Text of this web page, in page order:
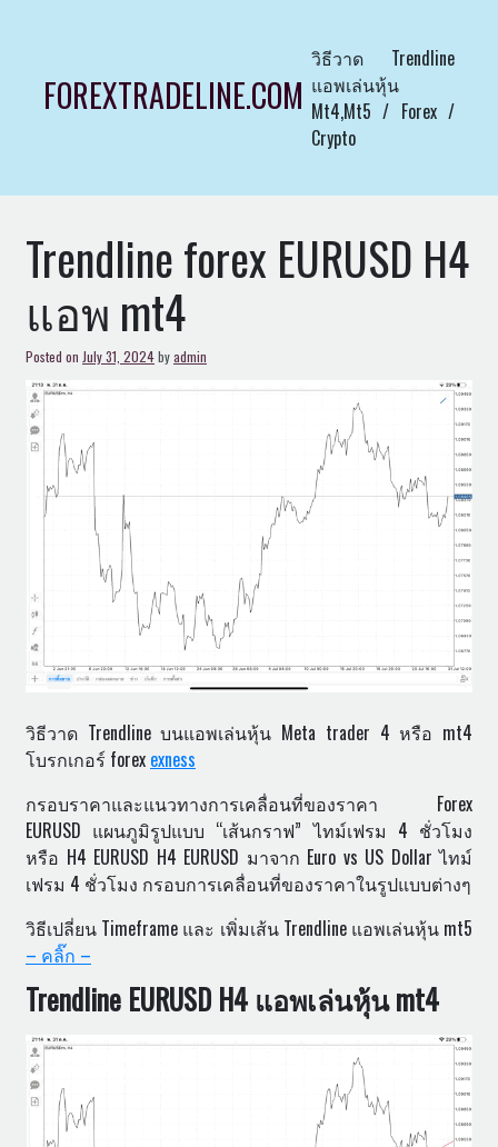
FOREXTRADELINE.COM
วิธีวาด Trendline
แอพเล่นหุ้น
Mt4,Mt5 / Forex /
Crypto
Trendline forex EURUSD H4
แอพ mt4
Posted on July 31, 2024byadmin
วิธีวาด Trendline บนแอพเล่นหุ้น Meta trader 4 หรือ mt4
โบรกเกอร์ forex exness
กรอบราคาและแนวทางการเคลื่อนที่ของราคา Forex
EURUSD แผนภูมิรูปแบบ “เส้นกราฟ” ไทม์เฟรม 4 ชั่วโมง
หรือ H4 EURUSD H4 EURUSD มาจาก Euro vs US Dollar ไทม์
เฟรม 4 ชั่วโมง กรอบการเคลื่อนที่ของราคาในรูปแบบต่างๆ
วิธีเปลี่ยน Timeframe และ เพิ่มเส้น Trendline แอพเล่นหุ้น mt5
– คลิ๊ก –
Trendline EURUSD H4 แอพเล่นหุ้น mt4